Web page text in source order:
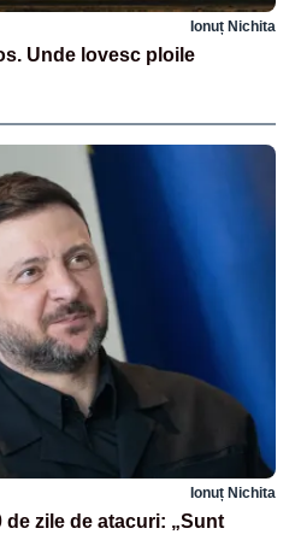
Ionuț Nichita
Unde lovesc ploile
Ionuț Nichita
zile de atacuri: „Sunt